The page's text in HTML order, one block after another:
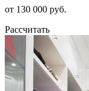
от 130 000 руб.
Рассчитать